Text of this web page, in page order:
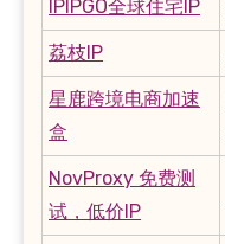
IPIPGO全球住宅IP
荔枝IP
星鹿跨境电商加速
盒
NovProxy 免费测
试，低价IP